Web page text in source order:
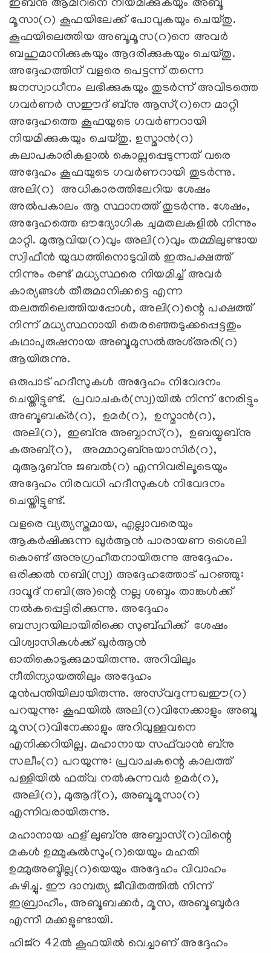
ഇബ്നു ആമിറിനെ നിയമിക്കുകയും അബൂ
മൂസാ(റ) കൂഫയിലേക്ക് പോവുകയും ചെയ്തു.
കൂഫയിലെത്തിയ അബൂമൂസ(റ)നെ അവർ
ബഹുമാനിക്കുകയും ആദരിക്കുകയും ചെയ്തു.
അദ്ദേഹത്തിന് വളരെ പെട്ടന്ന് തന്നെ
ജനസ്വാധീനം ലഭിക്കുകയും തുടർന്ന് അവിടത്തെ
ഗവർണർ സഈദ് ബ്നു ആസ്(റ)നെ മാറ്റി
അദ്ദേഹത്തെ കൂഫയുടെ ഗവർണറായി
നിയമിക്കുകയും ചെയ്തു. ഉസ്മാൻ(റ)
കലാപകാരികളാൽ കൊല്ലപ്പെടുന്നത് വരെ
അദ്ദേഹം കൂഫയുടെ ഗവർണറായി തുടര്‍ന്നു.
അലി(റ) അധികാരത്തിലേറിയ ശേഷം
അല്‍പകാലം ആ സ്ഥാനത്ത് തുടര്‍ന്നു. ശേഷം,
അദ്ദേഹത്തെ ഔദ്യോഗിക ചുമതലകളിൽ നിന്നും
മാറ്റി. മുആവിയ(റ)വും അലി(റ)വും തമ്മിലുണ്ടായ
സ്വിഫീന്‍ യുദ്ധത്തിനൊടുവില്‍ ഇരുപക്ഷത്ത്
നിന്നും രണ്ട് മധ്യസ്ഥരെ നിയമിച്ച് അവര്‍
കാര്യങ്ങള്‍ തീരുമാനിക്കട്ടെ എന്ന
തലത്തിലെത്തിയപ്പോള്‍, അലി(റ)ന്റെ പക്ഷത്ത്
നിന്ന് മധ്യസ്ഥനായി തെരഞ്ഞെടുക്കപ്പെട്ടതും
കഥാപുരുഷനായ അബൂമുസല്‍അശ്അരി(റ)
ആയിരുന്നു.
ഒരുപാട് ഹദീസുകൾ അദ്ദേഹം നിവേദനം
ചെയ്തിട്ടുണ്ട്. പ്രവാചകര്‍(സ്വ)യില്‍ നിന്ന് നേരിട്ടും
അബൂബക്ർ(റ), ഉമർ(റ), ഉസ്മാൻ(റ),
അലി(റ), ഇബ്നു അബ്ബാസ്(റ), ഉബയ്യുബ്നു
കഅബ്(റ), അമ്മാറുബ്നുയാസിർ(റ),
മുആദുബ്നു ജബൽ(റ) എന്നിവരിലൂടെയും
അദ്ദേഹം നിരവധി ഹദീസുകൾ നിവേദനം
ചെയ്തിട്ടുണ്ട്.
വളരെ വ്യത്യസ്തമായ, എല്ലാവരെയും
ആകര്‍ഷിക്കുന്ന ഖുർആൻ പാരായണ ശൈലി
കൊണ്ട് അനുഗ്രഹീതനായിരുന്നു അദ്ദേഹം.
ഒരിക്കൽ നബി(സ്വ) അദ്ദേഹത്തോട് പറഞ്ഞു:
ദാവൂദ് നബി(അ)ന്റെ നല്ല ശബ്ദം താങ്കൾക്ക്
നൽകപ്പെട്ടിരിക്കുന്നു. അദ്ദേഹം
ബസ്വറയിലായിരിക്കെ സുബ്ഹിക്ക് ശേഷം
വിശ്വാസികൾക്ക് ഖുർആൻ
ഓതികൊടുക്കുമായിരുന്നു. അറിവിലും
നീതിന്യായത്തിലും അദ്ദേഹം
മുൻപന്തിയിലായിരുന്നു. അസ്‌വദുന്നഖഈ(റ)
പറയുന്നു: കൂഫയിൽ അലി(റ)വിനേക്കാളും അബൂ
മൂസ(റ)വിനേക്കാളും അറിവുള്ളവനെ
എനിക്കറിയില്ല. മഹാനായ സഫ്‌വാൻ ബ്നു
സലീം(റ) പറയുന്നു: പ്രവാചകന്റെ കാലത്ത്
പള്ളിയിൽ ഫത്‍വ നൽകുന്നവർ ഉമർ(റ),
അലി(റ), മുആദ്(റ), അബൂമൂസാ(റ)
എന്നിവരായിരുന്നു.
മഹാനായ ഫള് ലുബ്നു അബ്ബാസ്(റ)വിന്റെ
മകൾ ഉമ്മുകുൽസൂം(റ)യെയും മഹതി
ഉമ്മുഅബ്ദില്ല(റ)യെയും അദ്ദേഹം വിവാഹം
കഴിച്ചു. ഈ ദാമ്പത്യ ജീവിതത്തിൽ നിന്ന്
ഇബ്രാഹീം, അബൂബക്കർ, മൂസ, അബൂബുർദ
എന്നീ മക്കളുണ്ടായി.
ഹിജ്റ 42ല്‍ കൂഫയില്‍ വെച്ചാണ് അദ്ദേഹം